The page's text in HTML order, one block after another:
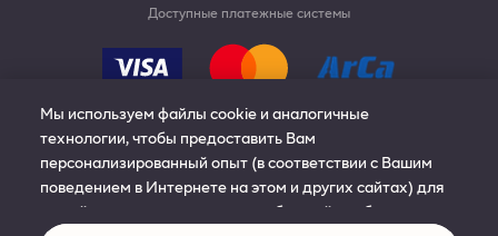
Доступные платежные системы
© 2019-2024 Philip Morris Products S.A. All rights
reserved.
Мы используем файлы cookie и аналогичные
технологии, чтобы предоставить Вам
персонализированный опыт (в соответствии с Вашим
поведением в Интернете на этом и других сайтах) для
нашей рекламы, контента и сообщений; чтобы улучшить